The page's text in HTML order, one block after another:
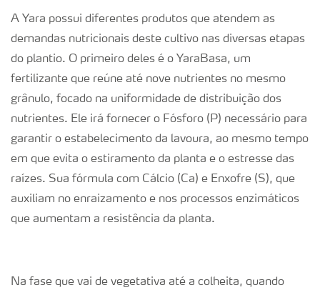
A Yara possui diferentes produtos que atendem as
demandas nutricionais deste cultivo nas diversas etapas
do plantio. O primeiro deles é o YaraBasa, um
fertilizante que reúne até nove nutrientes no mesmo
grânulo, focado na uniformidade de distribuição dos
nutrientes. Ele irá fornecer o Fósforo (P) necessário para
garantir o estabelecimento da lavoura, ao mesmo tempo
em que evita o estiramento da planta e o estresse das
raízes. Sua fórmula com Cálcio (Ca) e Enxofre (S), que
auxiliam no enraizamento e nos processos enzimáticos
que aumentam a resistência da planta.
Na fase que vai de vegetativa até a colheita, quando